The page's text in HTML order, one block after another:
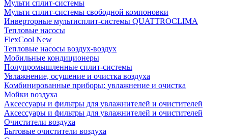
Мульти сплит-системы
Мульти сплит-системы свободной компоновки
Инверторные мультисплит-системы QUATTROCLIMA
Тепловые насосы
FlexCool New
Тепловые насосы воздух-воздух
Мобильные кондиционеры
Полупромышленные сплит-системы
Увлажнение, осушение и очистка воздуха
Комбинированные приборы: увлажнение и очистка
Мойки воздуха
Аксессуары и фильтры для увлажнителей и очистителей
Аксессуары и фильтры для увлажнителей и очистителей
Очистители воздуха
Бытовые очистители воздуха